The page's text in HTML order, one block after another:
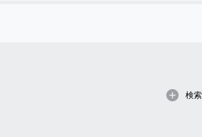
検